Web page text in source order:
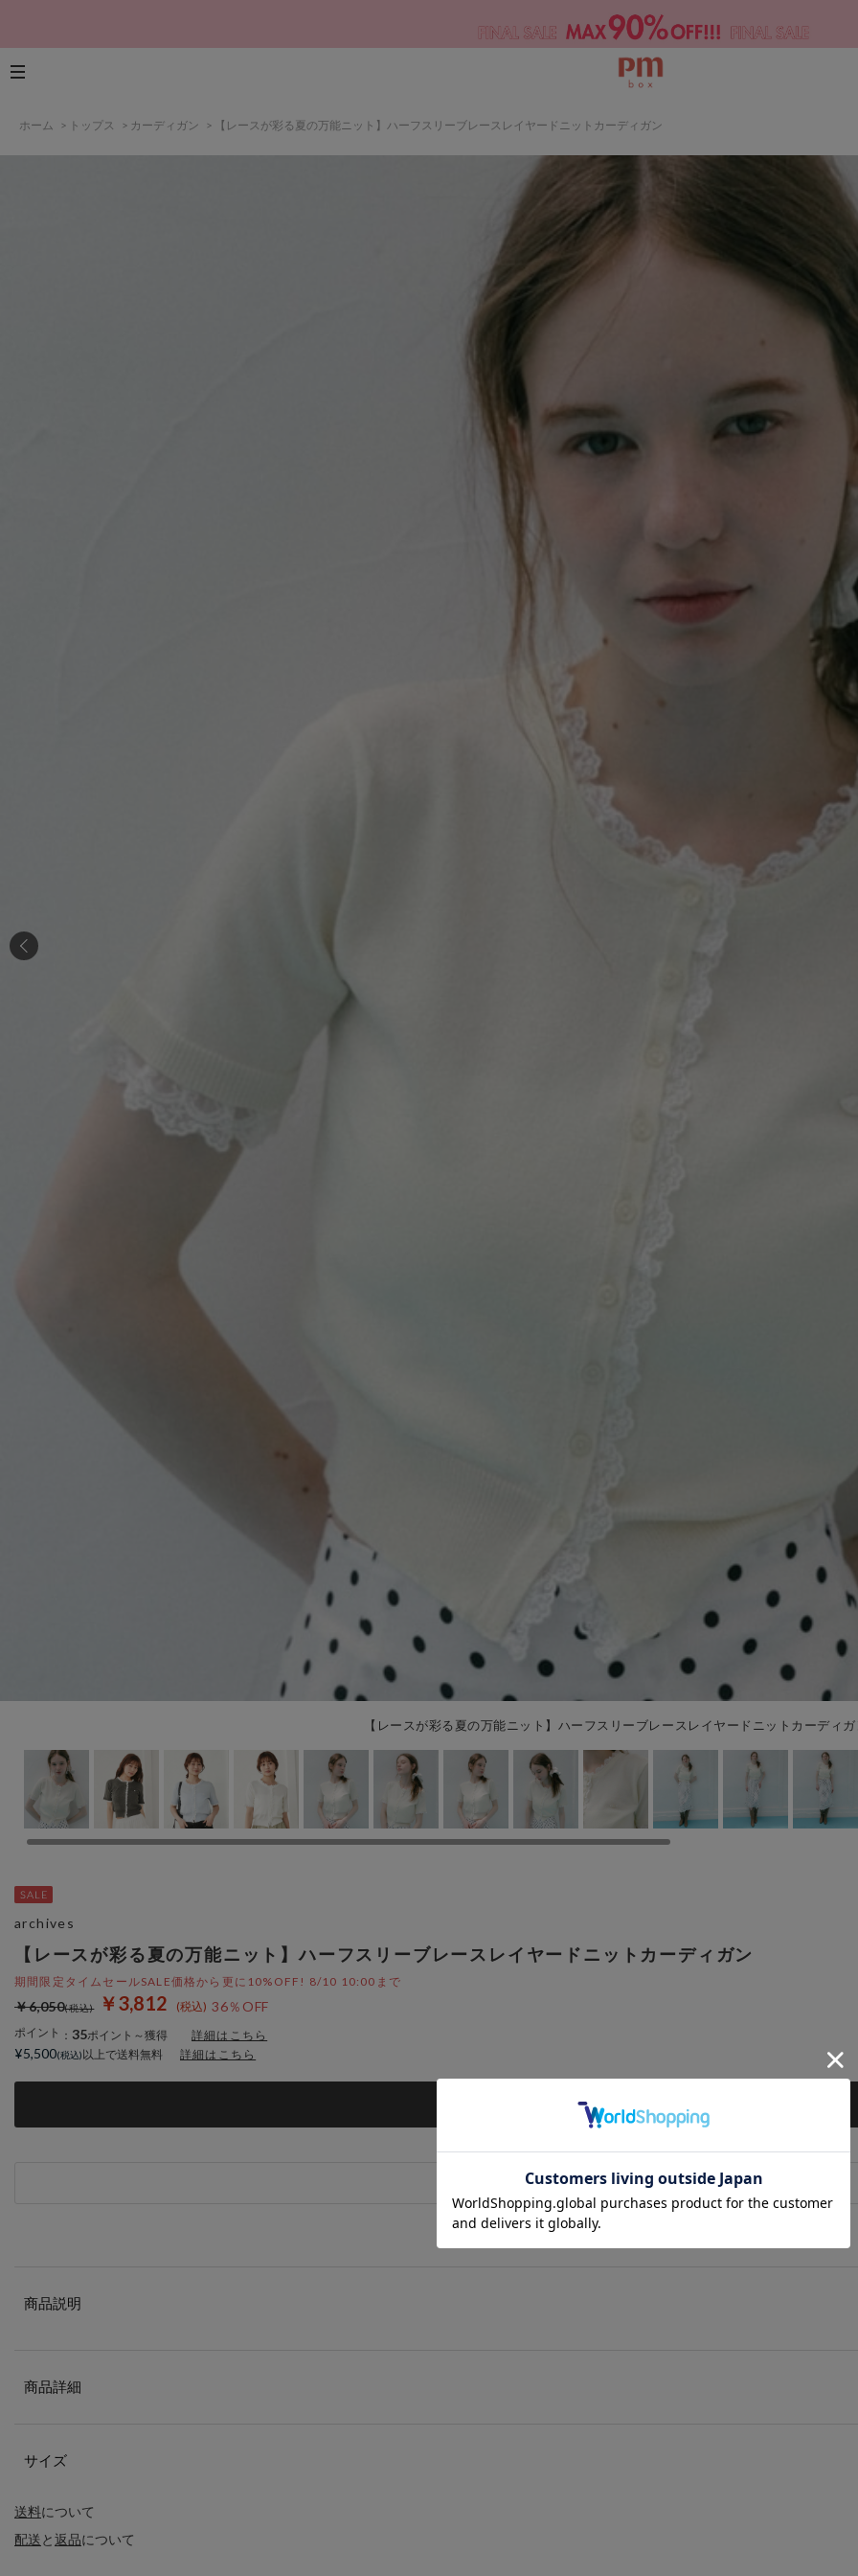
ホーム > トップス > カーディガン > 【レースが彩る夏の万能ニット】ハーフスリーブレースレイヤードニットカーディガン
【レースが彩る夏の万能ニット】ハーフスリーブレースレイヤードニットカーディガ
【レースが彩る夏の万能ニット】ハーフスリーブレースレイヤードニットカーディガン
期間限定タイムセールSALE価格から更に10%OFF! 8/10 10:00まで
￥3,812 36％OFF
￥6,050
ポイント ： 35ポイント～獲得 詳細はこちら
カートに入れる
店舗在庫表示
archives
¥5,500 以上で送料無料 詳細はこちら
送料について
配送と返品について
商品説明
商品詳細
サイズ